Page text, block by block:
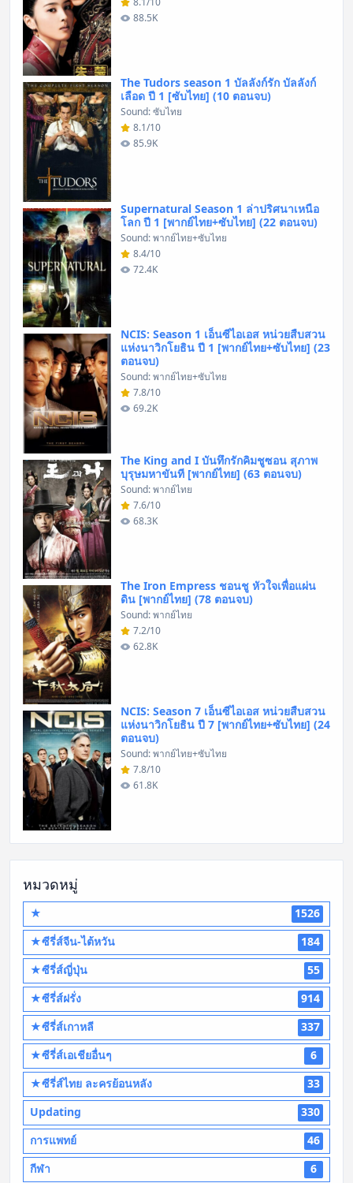
88.5K
The Tudors season 1 บัลลังก์รัก บัลลังก์
เลือด ปี 1 [ซับไทย] (10 ตอนจบ)
Sound: ซับไทย
8.1/10
85.9K
Supernatural Season 1 ล่าปริศนาเหนือ
โลก ปี 1 [พากย์ไทย+ซับไทย] (22 ตอนจบ)
Sound: พากย์ไทย+ซับไทย
8.4/10
72.4K
NCIS: Season 1 เอ็นซีไอเอส หน่วยสืบสวน
แห่งนาวิกโยธิน ปี 1 [พากย์ไทย+ซับไทย] (23
ตอนจบ)
Sound: พากย์ไทย+ซับไทย
7.8/10
69.2K
The King and I บันทึกรักคิมชูซอน สุภาพ
บุรุษมหาขันที [พากย์ไทย] (63 ตอนจบ)
Sound: พากย์ไทย
7.6/10
68.3K
The Iron Empress ชอนชู หัวใจเพื่อแผ่น
ดิน [พากย์ไทย] (78 ตอนจบ)
Sound: พากย์ไทย
7.2/10
62.8K
NCIS: Season 7 เอ็นซีไอเอส หน่วยสืบสวน
แห่งนาวิกโยธิน ปี 7 [พากย์ไทย+ซับไทย] (24
ตอนจบ)
Sound: พากย์ไทย+ซับไทย
7.8/10
61.8K
หมวดหมู่
★
1526
★ซีรี่ส์จีน-ไต้หวัน
184
★ซีรี่ส์ญี่ปุ่น
55
★ซีรี่ส์ฝรั่ง
914
★ซีรี่ส์เกาหลี
337
★ซีรี่ส์เอเชียอื่นๆ
6
★ซีรี่ส์ไทย ละครย้อนหลัง
33
Updating
330
การแพทย์
46
กีฬา
6